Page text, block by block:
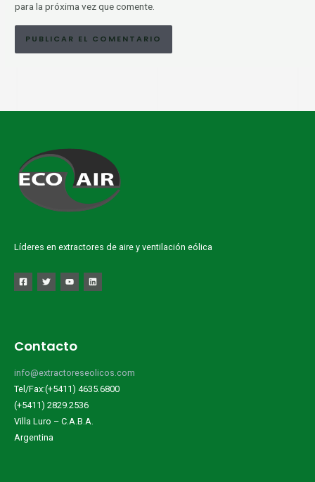
para la próxima vez que comente.
Líderes en extractores de aire y ventilación eólica
Contacto
info@extractoreseolicos.com
Tel/Fax:(+5411) 4635.6800
(+5411) 2829.2536
Villa Luro – C.A.B.A.
Argentina